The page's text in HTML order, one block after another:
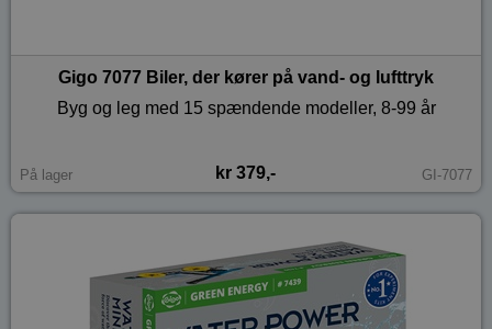
Gigo 7077 Biler, der kører på vand- og lufttryk
Byg og leg med 15 spændende modeller, 8-99 år
På lager kr 379,- GI-7077